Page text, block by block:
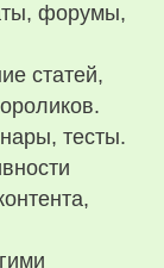
форумы,
статей,
тесты.